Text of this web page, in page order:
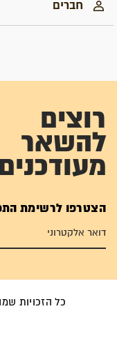
חברים
רוצים
להשאר
הצטרפו לרשימת
כל הזכויות